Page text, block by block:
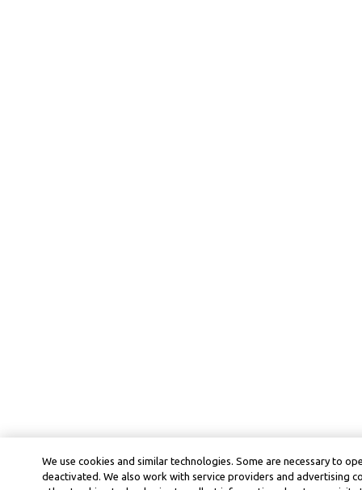
We use cookies and similar technologies. Some are necessary to
deactivated. We also work with service providers and advertising